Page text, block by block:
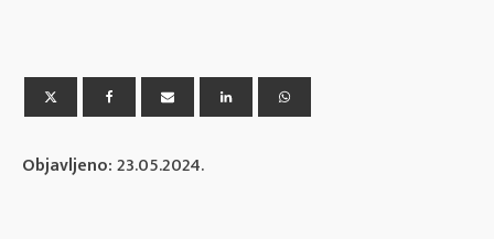
Objavljeno:23.05.2024.